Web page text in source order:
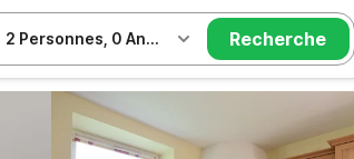
2 Personnes 0 Animal Recherche